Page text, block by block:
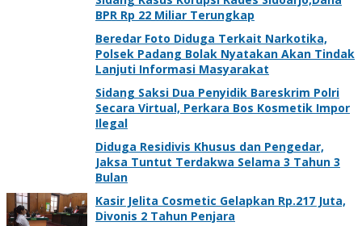
BPR Rp 22 Miliar Terungkap
Beredar Foto Diduga Terkait Narkotika,
Polsek Padang Bolak Nyatakan Akan Tindak
Lanjuti Informasi Masyarakat
Sidang Saksi Dua Penyidik Bareskrim Polri
Secara Virtual, Perkara Bos Kosmetik Impor
Ilegal
Diduga Residivis Khusus dan Pengedar,
Jaksa Tuntut Terdakwa Selama 3 Tahun 3
Bulan
Kasir Jelita Cosmetic Gelapkan Rp.217 Juta,
Divonis 2 Tahun Penjara